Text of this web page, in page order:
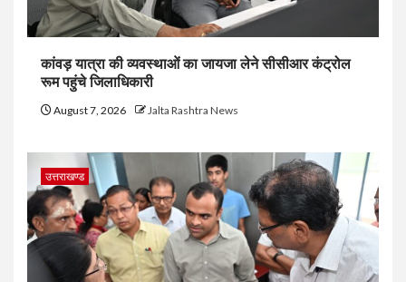
कांवड़ यात्रा की व्यवस्थाओं का जायजा लेने सीसीआर कंट्रोल
रूम पहुंचे जिलाधिकारी
August 7, 2026 Jalta Rashtra News
उत्तराखण्ड